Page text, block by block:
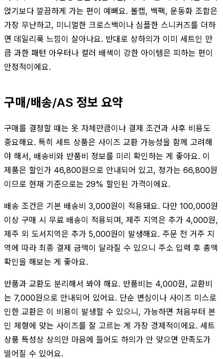
얹기보다 깔끔하게 가는 편이 예뻐요. 볼캡, 백팩, 운동화 조합은
가장 무난하고, 미니멀한 크로스백이나 심플한 스니커즈를 더하
면 데일리룩 느낌이 살아나요. 반대로 상하의가 이미 세트인 만
큼 과한 패턴 아우터나 컬러 배색이 강한 아이템은 피하는 편이
안정적이에요.
구매/배송/AS 정보 요약
구매를 결정할 때는 옷 자체만큼이나 결제 조건과 사후 비용도
중요해요. 특히 세트 상품은 사이즈 교환 가능성을 함께 고려해
야 해서, 배송비와 반품비 정보를 미리 확인하는 게 좋아요. 이
제품은 할인가 46,800원으로 안내되어 있고, 정가는 66,800원
이므로 현재 기준으로는 29% 할인된 가격이에요.
배송 조건은 기본 배송비 3,000원이 적용돼요. 다만 100,000원
이상 구매 시 무료 배송이 적용되며, 제주 지역은 추가 4,000원,
제주 외 도서지역은 추가 5,000원이 발생해요. 주문 전 거주 지
역에 따라 최종 결제 금액이 달라질 수 있으니 주소 입력 후 총액
확인을 해보는 게 좋아요.
반품과 교환도 분리해서 봐야 해요. 반품비는 4,000원, 교환비
는 7,000원으로 안내되어 있어요. 단순 변심이나 사이즈 미스로
인한 교환은 이 비용이 발생할 수 있으니, 가능하면 처음부터 본
인 체형에 맞는 사이즈를 잘 고르는 게 가장 경제적이에요. 세트
상품 특성상 상의만 마음에 들어도 하의가 안 맞으면 만족도가
떨어질 수 있어요.